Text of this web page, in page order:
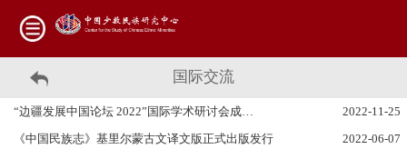
国际交流
“边疆发展中国论坛 2022”国际学术研讨会成… 2022-11-25
《中国民族志》基里尔蒙古文译文版正式出版发行 2022-06-07